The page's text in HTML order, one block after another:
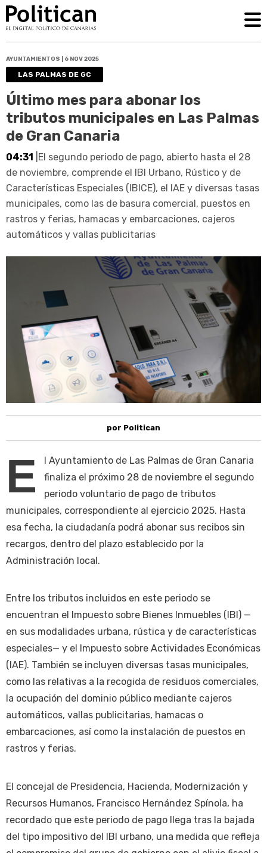
AYUNTAMIENTOS | 6 NOV 2025
LAS PALMAS DE GC
Último mes para abonar los
tributos municipales en Las Palmas
de Gran Canaria
04:31 |El segundo periodo de pago, abierto hasta el 28
de noviembre, comprende el IBI Urbano, Rústico y de
Características Especiales (IBICE), el IAE y diversas tasas
municipales, como las de basura comercial, puestos en
rastros y ferias, hamacas y embarcaciones, cajeros
automáticos y vallas publicitarias
por Politican
E
l Ayuntamiento de Las Palmas de Gran Canaria
finaliza el próximo 28 de noviembre el segundo
periodo voluntario de pago de tributos
municipales, correspondiente al ejercicio 2025. Hasta
esa fecha, la ciudadanía podrá abonar sus recibos sin
recargos, dentro del plazo establecido por la
Administración local.
Entre los tributos incluidos en este periodo se
encuentran el Impuesto sobre Bienes Inmuebles (IBI) —
en sus modalidades urbana, rústica y de características
especiales— y el Impuesto sobre Actividades Económicas
(IAE). También se incluyen diversas tasas municipales,
como las relativas a la recogida de residuos comerciales,
la ocupación del dominio público mediante cajeros
automáticos, vallas publicitarias, hamacas o
embarcaciones, así como la instalación de puestos en
rastros y ferias.
El concejal de Presidencia, Hacienda, Modernización y
Recursos Humanos, Francisco Hernández Spínola, ha
recordado que este periodo de pago llega tras la bajada
del tipo impositivo del IBI urbano, una medida que refleja